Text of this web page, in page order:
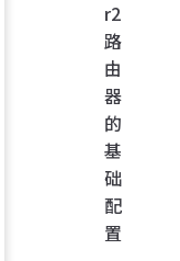
r2
路
由
器
的
基
础
配
置